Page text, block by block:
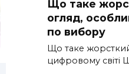
Що таке
огляд,
по вибору
Що таке
цифровому світі